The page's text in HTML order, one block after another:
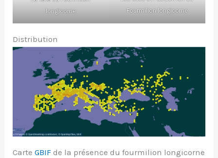
longicorne
Fourmilion longicorne
Distribution
CarteGBIF de la présence du fourmilion longicorne